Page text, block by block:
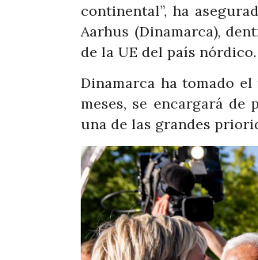
continental”, ha
Aarhus (Dinamarca),
de la UE del país nórdico.
Dinamarca ha tomado
meses, se encargará
una de las grandes